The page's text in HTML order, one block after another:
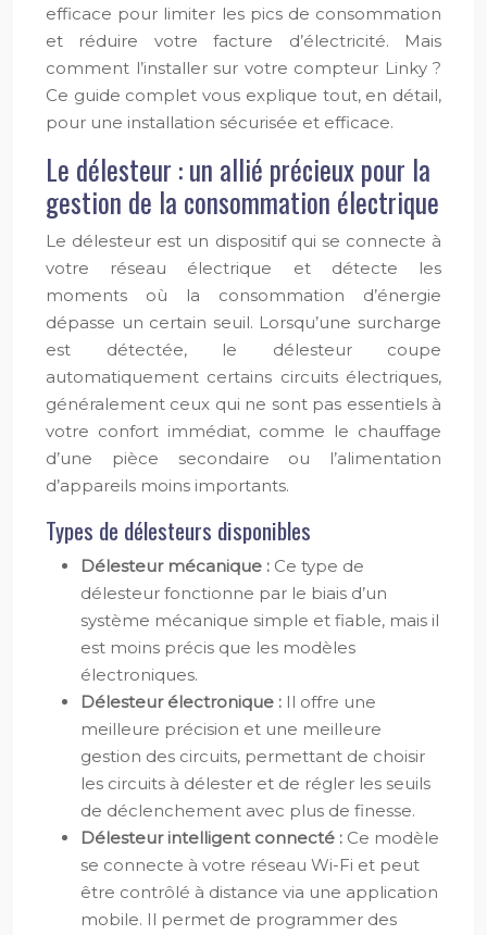
efficace pour limiter les pics de consommation
et réduire votre facture d’électricité. Mais
comment l’installer sur votre compteur Linky ?
Ce guide complet vous explique tout, en détail,
pour une installation sécurisée et efficace.
Le délesteur : un allié précieux pour la
gestion de la consommation électrique
Le délesteur est un dispositif qui se connecte à
votre réseau électrique et détecte les
moments où la consommation d’énergie
dépasse un certain seuil. Lorsqu’une surcharge
est détectée, le délesteur coupe
automatiquement certains circuits électriques,
généralement ceux qui ne sont pas essentiels à
votre confort immédiat, comme le chauffage
d’une pièce secondaire ou l’alimentation
d’appareils moins importants.
Types de délesteurs disponibles
Délesteur mécanique : Ce type de
délesteur fonctionne par le biais d’un
système mécanique simple et fiable, mais il
est moins précis que les modèles
électroniques.
Délesteur électronique : Il offre une
meilleure précision et une meilleure
gestion des circuits, permettant de choisir
les circuits à délester et de régler les seuils
de déclenchement avec plus de finesse.
Délesteur intelligent connecté : Ce modèle
se connecte à votre réseau Wi-Fi et peut
être contrôlé à distance via une application
mobile. Il permet de programmer des